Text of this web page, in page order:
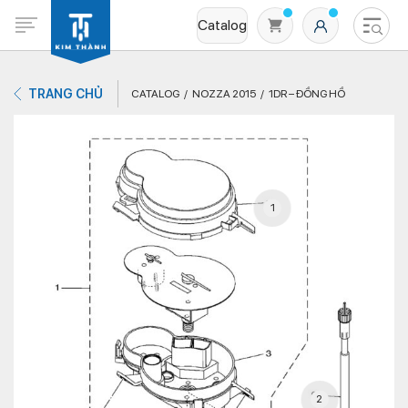
Catalog
Không có sản phẩm nào trong giỏ hàng
TRANG CHỦ CATALOG NOZZA 2015 1DR – ĐỒNG HỒ
1
2